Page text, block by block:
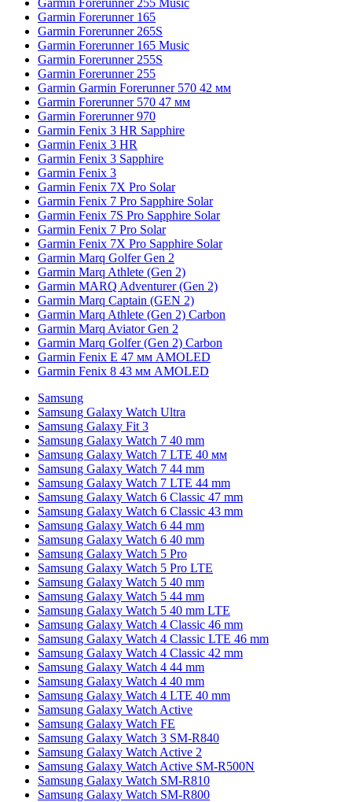
Garmin Forerunner 255 Music
Garmin Forerunner 165
Garmin Forerunner 265S
Garmin Forerunner 165 Music
Garmin Forerunner 255S
Garmin Forerunner 255
Garmin Garmin Forerunner 570 42 мм
Garmin Forerunner 570 47 мм
Garmin Forerunner 970
Garmin Fenix 3 HR Sapphire
Garmin Fenix 3 HR
Garmin Fenix 3 Sapphire
Garmin Fenix 3
Garmin Fenix 7X Pro Solar
Garmin Fenix 7 Pro Sapphire Solar
Garmin Fenix 7S Pro Sapphire Solar
Garmin Fenix 7 Pro Solar
Garmin Fenix 7X Pro Sapphire Solar
Garmin Marq Golfer Gen 2
Garmin Marq Athlete (Gen 2)
Garmin MARQ Adventurer (Gen 2)
Garmin Marq Captain (GEN 2)
Garmin Marq Athlete (Gen 2) Carbon
Garmin Marq Aviator Gen 2
Garmin Marq Golfer (Gen 2) Carbon
Garmin Fenix E 47 мм AMOLED
Garmin Fenix 8 43 мм AMOLED
Samsung
Samsung Galaxy Watch Ultra
Samsung Galaxy Fit 3
Samsung Galaxy Watch 7 40 mm
Samsung Galaxy Watch 7 LTE 40 мм
Samsung Galaxy Watch 7 44 mm
Samsung Galaxy Watch 7 LTE 44 mm
Samsung Galaxy Watch 6 Classic 47 mm
Samsung Galaxy Watch 6 Classic 43 mm
Samsung Galaxy Watch 6 44 mm
Samsung Galaxy Watch 6 40 mm
Samsung Galaxy Watch 5 Pro
Samsung Galaxy Watch 5 Pro LTE
Samsung Galaxy Watch 5 40 mm
Samsung Galaxy Watch 5 44 mm
Samsung Galaxy Watch 5 40 mm LTE
Samsung Galaxy Watch 4 Classic 46 mm
Samsung Galaxy Watch 4 Classic LTE 46 mm
Samsung Galaxy Watch 4 Classic 42 mm
Samsung Galaxy Watch 4 44 mm
Samsung Galaxy Watch 4 40 mm
Samsung Galaxy Watch 4 LTE 40 mm
Samsung Galaxy Watch Active
Samsung Galaxy Watch FE
Samsung Galaxy Watch 3 SM-R840
Samsung Galaxy Watch Active 2
Samsung Galaxy Watch Active SM-R500N
Samsung Galaxy Watch SM-R810
Samsung Galaxy Watch SM-R800